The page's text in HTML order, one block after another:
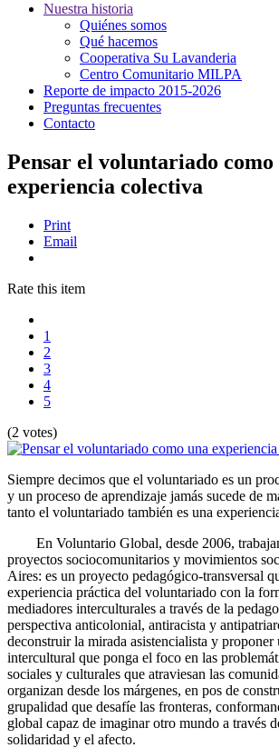
Nuestra historia
Quiénes somos
Qué hacemos
Cooperativa Su Lavanderia
Centro Comunitario MILPA
Reporte de impacto 2015-2026
Preguntas frecuentes
Contacto
Pensar el voluntariado como
experiencia colectiva
Print
Email
Rate this item
1
2
3
4
5
(2 votes)
Siempre decimos que el voluntariado es un
y un proceso de aprendizaje jamás sucede de
tanto el voluntariado también es una
En Voluntario Global, desde 2006,
proyectos sociocomunitarios y movimientos
Aires: es un proyecto pedagógico-transversal
experiencia práctica del voluntariado con la
mediadores interculturales a través de la
perspectiva anticolonial, antiracista y
deconstruir la mirada asistencialista y proponer
intercultural que ponga el foco en las
sociales y culturales que atraviesan las
organizan desde los márgenes, en pos de
grupalidad que desafíe las fronteras,
global capaz de imaginar otro mundo a través
solidaridad y el afecto.